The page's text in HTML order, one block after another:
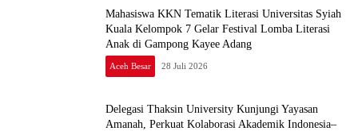
Mahasiswa KKN Tematik Literasi Universitas Syiah
Kuala Kelompok 7 Gelar Festival Lomba Literasi
Anak di Gampong Kayee Adang
Aceh Besar 28 Juli 2026
Delegasi Thaksin University Kunjungi Yayasan
Amanah, Perkuat Kolaborasi Akademik Indonesia–